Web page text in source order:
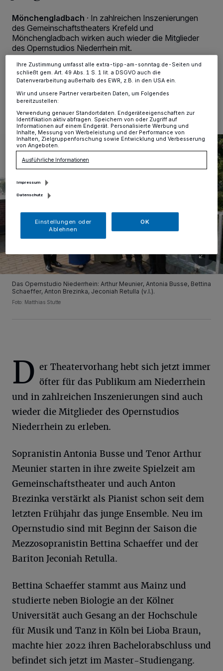
Mönchengladbach · In zahlreichen Inszenierungen
des Gemeinschaftstheaters Krefeld und
Mönchengladbach wirken auch wieder die Mitglieder
des Opernstudios Niederrhein mit.
30.09.2024 , 10:48 Uhr Eine Minute Lesezeit
Das Opernstudio Niederrhein: Arthur Meunier, Antonia Busse, Bettina
Schaeffer, Anton Brezinka, Jeconiah Retulla (v.l.).
Foto: Matthias Stutte
D er Theatervorhang hebt sich jetzt immer
öfter für das Publikum am Niederrhein
und in zahlreichen Inszenierungen sind auch
wieder die Mitglieder des Opernstudios
Niederrhein zu erleben.
Sopranistin Antonia Busse und Tenor Arthur
Meunier starten in ihre zweite Spielzeit am
Gemeinschaftstheater und auch Anton
Brezinka verstärkt als Pianist schon seit dem
letzten Frühjahr das junge Ensemble. Neu im
Opernstudio sind mit Beginn der Saison die
Mezzosopranistin Bettina Schaeffer und der
Bariton Jeconiah Retulla.
Bettina Schaeffer stammt aus Mainz und
studierte neben Biologie an der Kölner
Universität auch Gesang an der Hochschule
für Musik und Tanz in Köln bei Lioba Braun,
machte hier 2022 ihren Bachelorabschluss und
befindet sich jetzt im Master-Studiengang.
dieses Menü jederzeit wieder aufrufen, um Ihre Einstellungen zu
ändern oder Ihre Einwilligung zu widerrufen, indem Sie auf den Link
Einstellungen oder Ablehnen am unteren Rand der Webseite klicken.
Ihre Einstellungen gelten innerhalb unseres Website. Weitere
Informationen finden Sie in unserer Datenschutzerklärung.
Ihre Zustimmung umfasst alle extra-tipp-am-sonntag.de-Seiten und
schließt gem. Art. 49 Abs. 1 S. 1 lit. a DSGVO auch die
Datenverarbeitung außerhalb des EWR, z.B. in den USA ein.
Wir und unsere Partner verarbeiten Daten, um Folgendes
bereitzustellen:
Verwendung genauer Standortdaten. Endgeräteeigenschaften zur
Identifikation aktiv abfragen. Speichern von oder Zugriff auf
Informationen auf einem Endgerät. Personalisierte Werbung und
Inhalte, Messung von Werbeleistung und der Performance von
Inhalten, Zielgruppenforschung sowie Entwicklung und Verbesserung
von Angeboten.
Ausführliche Informationen
Impressum
Datenschutz
Einstellungen oder
Ablehnen
OK